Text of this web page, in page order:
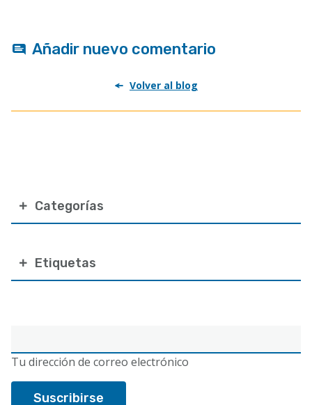
electrónico
Tu dirección de correo electrónico
Categorías
Etiquetas
Añadir nuevo comentario
Volver al blog